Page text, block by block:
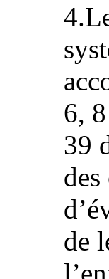
6,
39
de